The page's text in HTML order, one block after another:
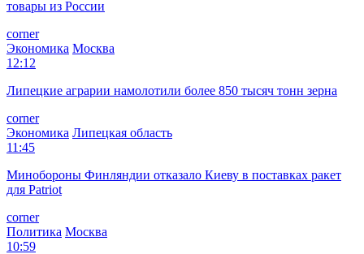
товары из России
corner
Экономика Москва
12:12
Липецкие аграрии намолотили более 850 тысяч тонн зерна
corner
Экономика Липецкая область
11:45
Минобороны Финляндии отказало Киеву в поставках ракет
для Patriot
corner
Политика Москва
10:59